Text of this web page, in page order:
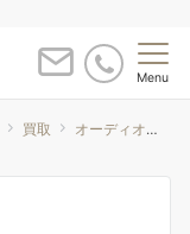
Menu
買取 オーディオ買取について